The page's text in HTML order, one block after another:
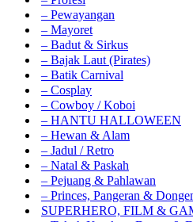
– Pewayangan
– Mayoret
– Badut & Sirkus
– Bajak Laut (Pirates)
– Batik Carnival
– Cosplay
– Cowboy / Koboi
– HANTU HALLOWEEN
– Hewan & Alam
– Jadul / Retro
– Natal & Paskah
– Pejuang & Pahlawan
– Princes, Pangeran &
SUPERHERO, FILM &